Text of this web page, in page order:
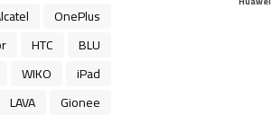
OnePlus
BLU
HTC
iPad
WIKO
Gionee
LAVA